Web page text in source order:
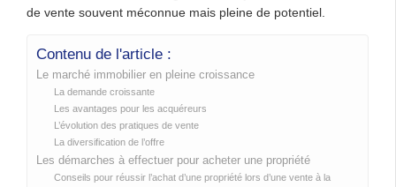
de vente souvent méconnue mais pleine de potentiel.
Contenu de l'article :
Le marché immobilier en pleine croissance
La demande croissante
Les avantages pour les acquéreurs
L’évolution des pratiques de vente
La diversification de l’offre
Les démarches à effectuer pour acheter une propriété
Conseils pour réussir l’achat d’une propriété lors d’une vente à la